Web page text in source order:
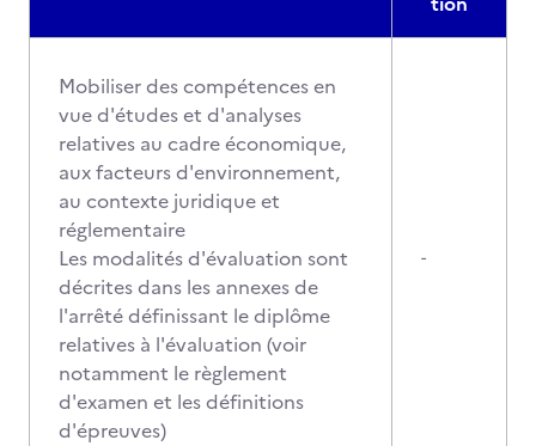
Mobiliser des compétences en
vue d'études et d'analyses
relatives au cadre économique,
aux facteurs d'environnement,
au contexte juridique et
réglementaire
Les modalités d'évaluation sont
décrites dans les annexes de
l'arrêté définissant le diplôme
relatives à l'évaluation (voir
notamment le règlement
d'examen et les définitions
d'épreuves)
-